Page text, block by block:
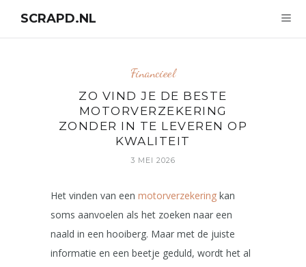
SCRAPD.NL
Financieel
ZO VIND JE DE BESTE
MOTORVERZEKERING
ZONDER IN TE LEVEREN OP
KWALITEIT
3 MEI 2026
Het vinden van een motorverzekering kan
soms aanvoelen als het zoeken naar een
naald in een hooiberg. Maar met de juiste
informatie en een beetje geduld, wordt het al